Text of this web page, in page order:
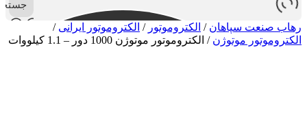
رهاب صنعت سپاهان / الکتروموتور / الکتروموتور ایرانی /
الکتروموتور موتوژن / الکتروموتور موتوژن 1000 دور – 1.1 کیلووات